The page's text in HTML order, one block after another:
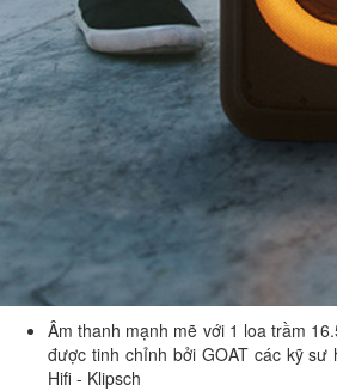
Âm thanh mạnh mẽ với 1 loa trầm
được tinh chỉnh bởi GOAT các kỹ sư
Hifi - Klipsch